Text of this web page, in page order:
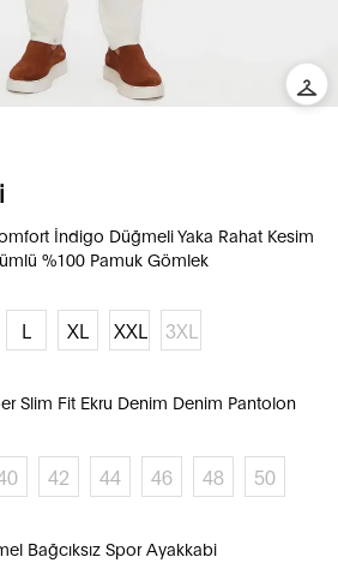
İndigo Düğmeli Yaka Rahat Kesim
%100 Pamuk Gömlek
L XL XXL 3XL
Slim Fit Ekru Denim Denim Pantolon
42 44 46 48 50
Bağcıksız Spor Ayakkabi